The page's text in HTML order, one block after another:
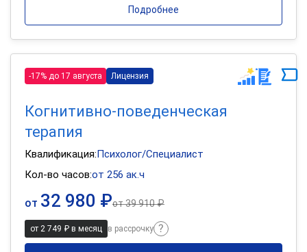
Подробнее
-17% до 17 августа Лицензия
Когнитивно-поведенческая
терапия
Квалификация:Психолог/Специалист
Кол-во часов:от 256 ак.ч
от 32 980 ₽от39 910 ₽
от 2 749 ₽ в месяц в рассрочку